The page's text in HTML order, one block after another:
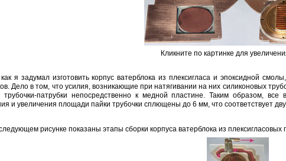
Кликните по картинке для
как я задумал изготовить корпус ватерблока из плексигласа и эпоксидной
Дело в том, что усилия, возникающие при натягивании на них силиконовых
патрубки непосредственно к медной пластине. Таким образом,
и увеличения площади пайки трубочки сплющены до 6 мм, что соответствует
рисунке показаны этапы сборки корпуса ватерблока из плексигласовых